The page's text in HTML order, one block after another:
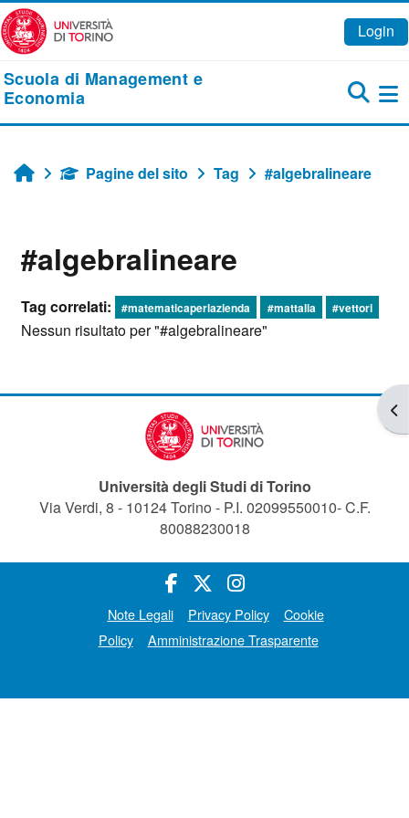
Vai al contenuto principale
Login
Scuola di Management e
Economia
HomePagine del sito Tag #algebralineare
#algebralineare
Tag correlati: #matematicaperlazienda #mattalia #vettori
Nessun risultato per "#algebralineare"
Università degli Studi di Torino
Via Verdi, 8 - 10124 Torino - P.I. 02099550010- C.F.
80088230018
Note Legali Privacy Policy
Cookie
Policy
Amministrazione Trasparente